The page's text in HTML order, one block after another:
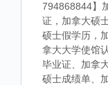
794868844】
证，加拿大硕
硕士假学历，
拿大大学使馆
毕业证、加拿
硕士成绩单、